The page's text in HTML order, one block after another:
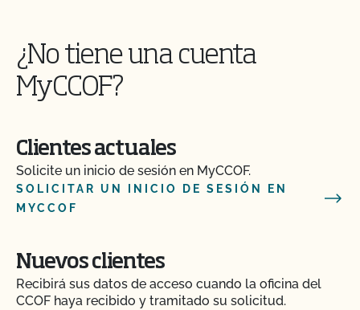
¿No tiene una cuenta
MyCCOF?
Clientes actuales
Solicite un inicio de sesión en MyCCOF.
SOLICITAR UN INICIO DE SESIÓN EN
MYCCOF
Nuevos clientes
Recibirá sus datos de acceso cuando la oficina del
CCOF haya recibido y tramitado su solicitud.